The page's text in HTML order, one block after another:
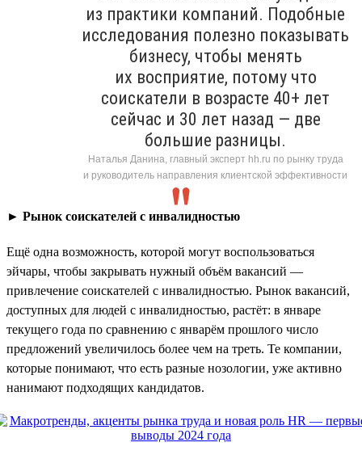
из практики компаний. Подобные
исследования полезно показывать
бизнесу, чтобы менять
их восприятие, потому что
соискатели в возрасте 40+ лет
сейчас и 30 лет назад — две
большие разницы.
Наталья Данина, главный эксперт hh.ru по рынку труда
и руководитель направления клиентской эффективности
► Рынок соискателей с инвалидностью
Ещё одна возможность, которой могут воспользоваться
эйчары, чтобы закрывать нужный объём вакансий —
привлечение соискателей с инвалидностью. Рынок вакансий,
доступных для людей с инвалидностью, растёт: в январе
текущего года по сравнению с январём прошлого число
предложений увеличилось более чем на треть. Те компании,
которые понимают, что есть разные нозологии, уже активно
нанимают подходящих кандидатов.